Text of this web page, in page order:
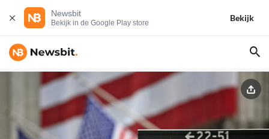
Newsbit
Bekijk in de Google Play store
Bekijk